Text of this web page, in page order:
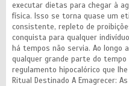
executar dietas para chegar à
física. Isso se torna quase um
consistente, repleto de
conquista para qualquer
há tempos não servia. Ao longo
qualquer grande parte do
regulamento hipocalórico que
Ritual Destinado A Emagrecer: